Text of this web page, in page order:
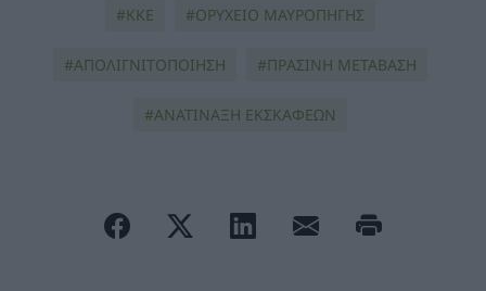
ΚΚΕ ΟΡΥΧΕΙΟ ΜΑΥΡΟΠΗΓΗΣ
ΑΠΟΛΙΓΝΙΤΟΠΟΙΗΣΗ ΠΡΑΣΙΝΗ ΜΕΤΑΒΑΣΗ
ΑΝΑΤΙΝΑΞΗ ΕΚΣΚΑΦΕΩΝ